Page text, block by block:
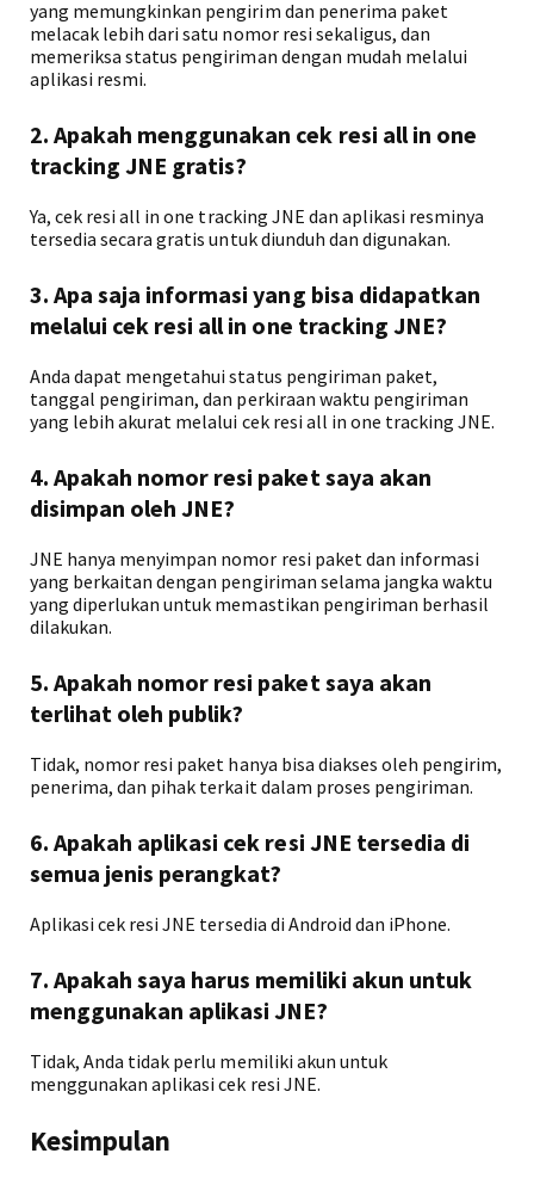
yang memungkinkan pengirim dan penerima paket
melacak lebih dari satu nomor resi sekaligus, dan
memeriksa status pengiriman dengan mudah melalui
aplikasi resmi.
2. Apakah menggunakan cek resi all in one
tracking JNE gratis?
Ya, cek resi all in one tracking JNE dan aplikasi resminya
tersedia secara gratis untuk diunduh dan digunakan.
3. Apa saja informasi yang bisa didapatkan
melalui cek resi all in one tracking JNE?
Anda dapat mengetahui status pengiriman paket,
tanggal pengiriman, dan perkiraan waktu pengiriman
yang lebih akurat melalui cek resi all in one tracking JNE.
4. Apakah nomor resi paket saya akan
disimpan oleh JNE?
JNE hanya menyimpan nomor resi paket dan informasi
yang berkaitan dengan pengiriman selama jangka waktu
yang diperlukan untuk memastikan pengiriman berhasil
dilakukan.
5. Apakah nomor resi paket saya akan
terlihat oleh publik?
Tidak, nomor resi paket hanya bisa diakses oleh pengirim,
penerima, dan pihak terkait dalam proses pengiriman.
6. Apakah aplikasi cek resi JNE tersedia di
semua jenis perangkat?
Aplikasi cek resi JNE tersedia di Android dan iPhone.
7. Apakah saya harus memiliki akun untuk
menggunakan aplikasi JNE?
Tidak, Anda tidak perlu memiliki akun untuk
menggunakan aplikasi cek resi JNE.
Kesimpulan